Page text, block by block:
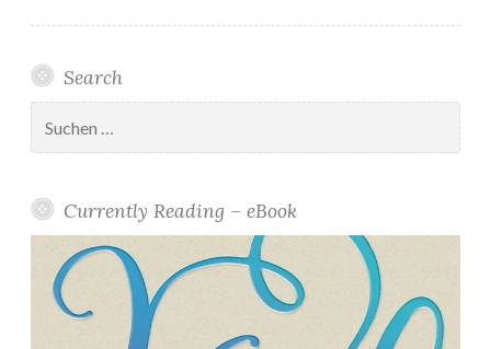
Search
nach:
Currently Reading – eBook